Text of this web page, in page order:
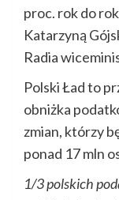
proc. rok do
Katarzyną
Radia
Polski Ład to
obniżka
zmian, którzy
ponad 17 mln
1/3 polskich